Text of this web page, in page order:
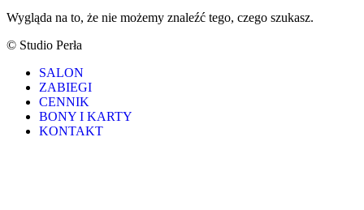
Wygląda na to, że nie możemy znaleźć tego, czego szukasz.
© Studio Perła
SALON
ZABIEGI
CENNIK
BONY I KARTY
KONTAKT